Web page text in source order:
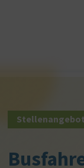
Stellenangebot